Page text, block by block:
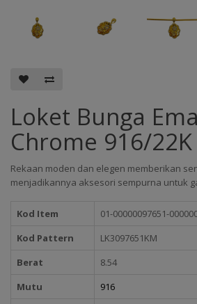
Loket Bunga
Chrome 916/22K
Rekaan moden dan elegen memberikan
menjadikannya aksesori sempurna untuk
Kod Item
01-00000097651-
Kod Pattern
LK3097651KM
Berat
8.54
Mutu
916